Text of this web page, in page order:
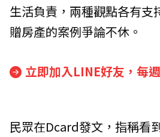
生活負責，兩種觀點各有支
贈房產的案例爭論不休。
立即加入LINE好友，每
民眾在Dcard發文，指稱看